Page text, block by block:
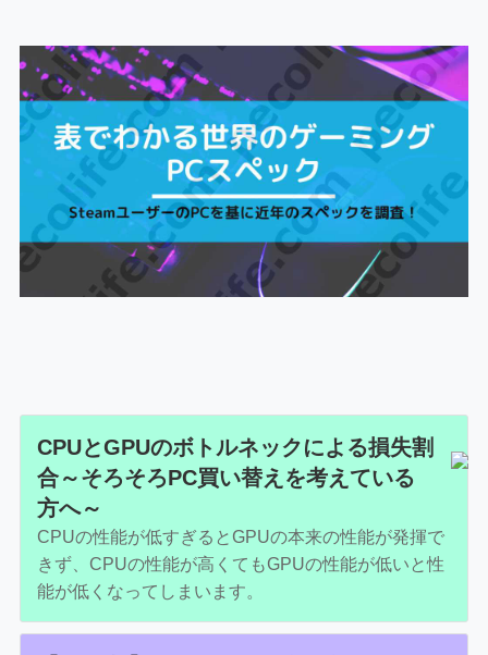
CPUとGPUのボトルネックによる損失割
合～そろそろPC買い替えを考えている
方へ～
CPUの性能が低すぎるとGPUの本来の性能が発揮で
きず、CPUの性能が高くてもGPUの性能が低いと性
能が低くなってしまいます。